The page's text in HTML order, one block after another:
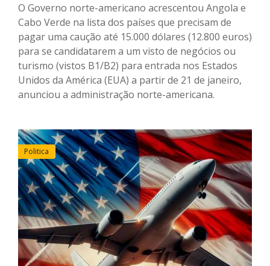
O Governo norte-americano acrescentou Angola e
Cabo Verde na lista dos países que precisam de
pagar uma caução até 15.000 dólares (12.800 euros)
para se candidatarem a um visto de negócios ou
turismo (vistos B1/B2) para entrada nos Estados
Unidos da América (EUA) a partir de 21 de janeiro,
anunciou a administração norte-americana.
Politica